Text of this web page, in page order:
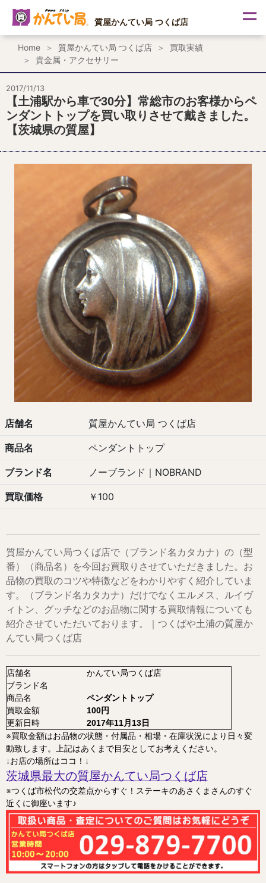
ス
プ
質屋かんてい局 つくば店
Home 質屋かんてい局 つくば店
買取実績
貴金属・アクセサリー
2017/11/13
【土浦駅から車で30分】常総市のお客様からペ
ンダントトップを買い取りさせて戴きました。
【茨城県の質屋】
店舗名 質屋かんてい局 つくば店
商品名 ペンダントトップ
ブランド名 ノーブランド｜NOBRAND
買取価格 ￥100
質屋かんてい局つくば店で（ブランド名カタカナ）の（型
番）（商品名）を今回お買取りさせていただきました。お
品物の買取のコツや特徴などをわかりやすく紹介していま
す。（ブランド名カタカナ）だけでなくエルメス、ルイヴ
ィトン、グッチなどのお品物に関する買取情報についても
紹介させていただいております。｜つくばや土浦の質屋か
んてい局つくば店
店舗名
かんてい局つくば店
ブランド名
商品名
ペンダントトップ
買取金額
100円
更新日時
2017年11月13日
※買取金額はお品物の状態・付属品・相場・在庫状況により日々変
動致します。上記はあくまで目安としてお考えください。
↓お店の場所はココ！↓
茨城県最大の質屋かんてい局つくば店
※つくば市松代の交差点からすぐ！ステーキのあさくまさんのすぐ
近くに御座います♪